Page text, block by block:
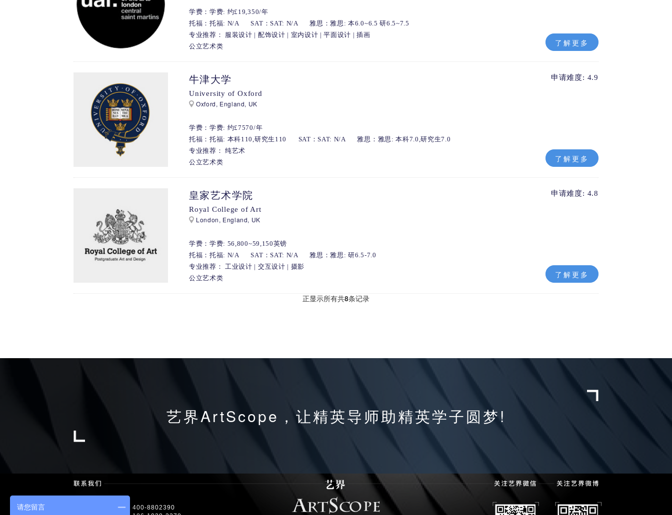
学费：学费: 约£19,350/年
托福：托福: N/A
SAT：SAT: N/A
雅思：雅思: 本6.0~6.5 研6.5~7.5
专业推荐： 服装设计 | 配饰设计 | 室内设计 | 平面设计 | 插画
公立艺术类
了解更多
牛津大学
University of Oxford
Oxford, England, UK
学费：学费: 约£7570/年
托福：托福: 本科110,研究生110
SAT：SAT: N/A
雅思：雅思: 本科7.0,研究生7.0
专业推荐： 纯艺术
公立艺术类
申请难度: 4.9
了解更多
皇家艺术学院
Royal College of Art
London, England, UK
学费：学费: 56,800~59,150英镑
托福：托福: N/A
SAT：SAT: N/A
雅思：雅思: 研6.5-7.0
专业推荐： 工业设计 | 交互设计 | 摄影
公立艺术类
申请难度: 4.8
了解更多
正显示所有共8条记录
艺界ArtScope，让精英导师助精英学子圆梦!
免费咨询电话/Tel： 400-8802390
请您留言